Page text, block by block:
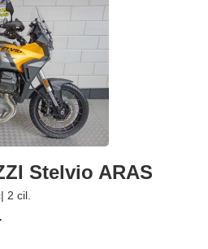
Stelvio ARAS
| 2 cil.